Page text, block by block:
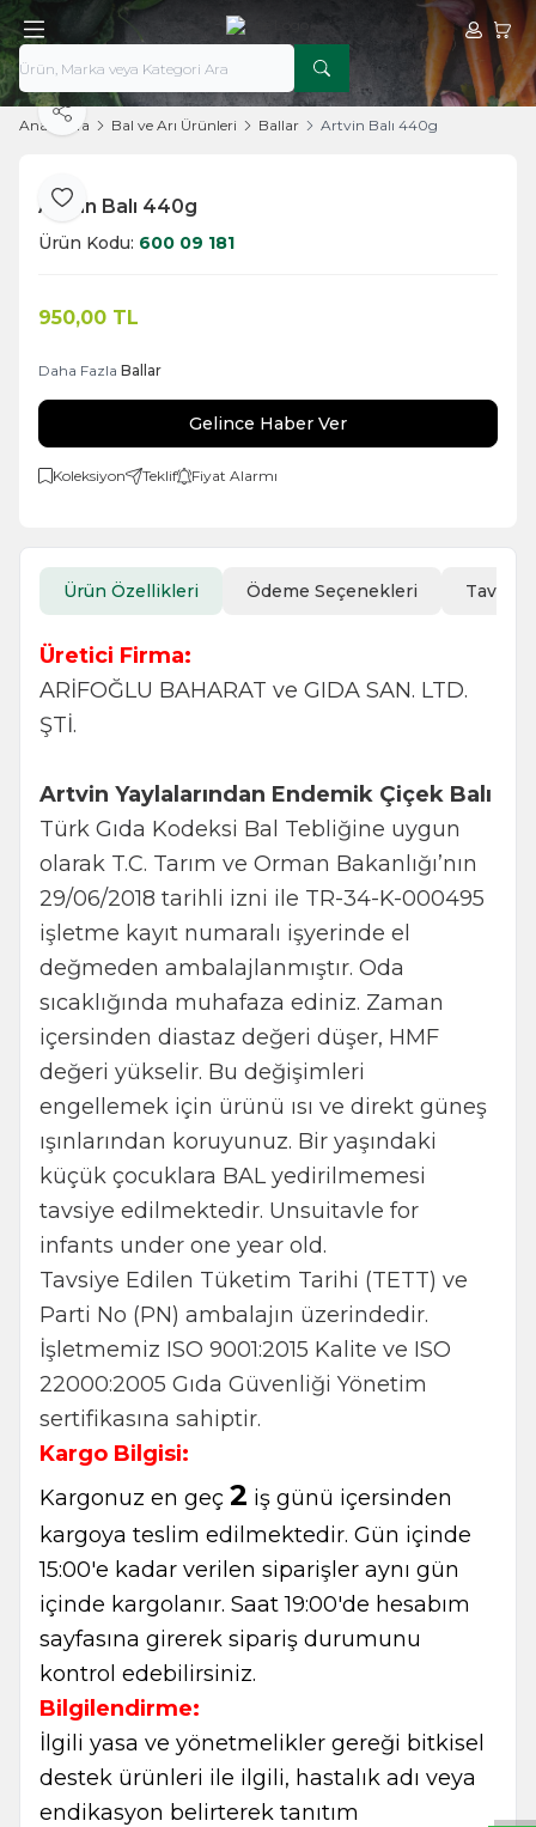
Hesabım
Ana Sayfa Bal ve Arı Ürünleri Ballar Artvin Balı 440g
Favoriye Ekle
Paylaş
Artvin Balı 440g
Ürün Kodu: 600 09 181
950,00 TL
Daha Fazla Ballar
Gelince Haber Ver
Koleksiyon Teklif Fiyat Alarmı
Ürün Özellikleri Ödeme Seçenekleri Tavsiye
Üretici Firma:
ARİFOĞLU BAHARAT ve GIDA SAN. LTD.
ŞTİ.
Artvin Yaylalarından Endemik Çiçek Balı
Türk Gıda Kodeksi Bal Tebliğine uygun
olarak T.C. Tarım ve Orman Bakanlığı’nın
29/06/2018 tarihli izni ile TR-34-K-000495
işletme kayıt numaralı işyerinde el
değmeden ambalajlanmıştır. Oda
sıcaklığında muhafaza ediniz. Zaman
içersinden diastaz değeri düşer, HMF
değeri yükselir. Bu değişimleri
engellemek için ürünü ısı ve direkt güneş
ışınlarından koruyunuz. Bir yaşındaki
küçük çocuklara BAL yedirilmemesi
tavsiye edilmektedir. Unsuitavle for
infants under one year old.
Tavsiye Edilen Tüketim Tarihi (TETT) ve
Parti No (PN) ambalajın üzerindedir.
İşletmemiz ISO 9001:2015 Kalite ve ISO
22000:2005 Gıda Güvenliği Yönetim
sertifikasına sahiptir.
Kargo Bilgisi:
Kargonuz en geç 2 iş günü içersinden
kargoya teslim edilmektedir. Gün içinde
15:00'e kadar verilen siparişler aynı gün
içinde kargolanır. Saat 19:00'de hesabım
sayfasına girerek sipariş durumunu
kontrol edebilirsiniz.
Bilgilendirme:
İlgili yasa ve yönetmelikler gereği bitkisel
destek ürünleri ile ilgili, hastalık adı veya
endikasyon belirterek tanıtım